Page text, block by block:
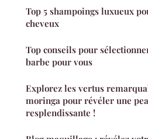
Top 5 shampoings luxueux
cheveux
Top conseils pour
barbe pour vous
Explorez les vertus
moringa pour révéler une
resplendissante !